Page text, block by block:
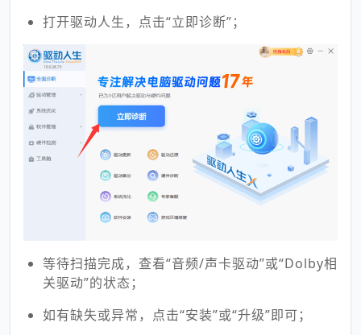
打开驱动人生，点击“立即诊断”；
等待扫描完成，查看“音频/声卡驱动”或“Dolby相
关驱动”的状态；
如有缺失或异常，点击“安装”或“升级”即可；